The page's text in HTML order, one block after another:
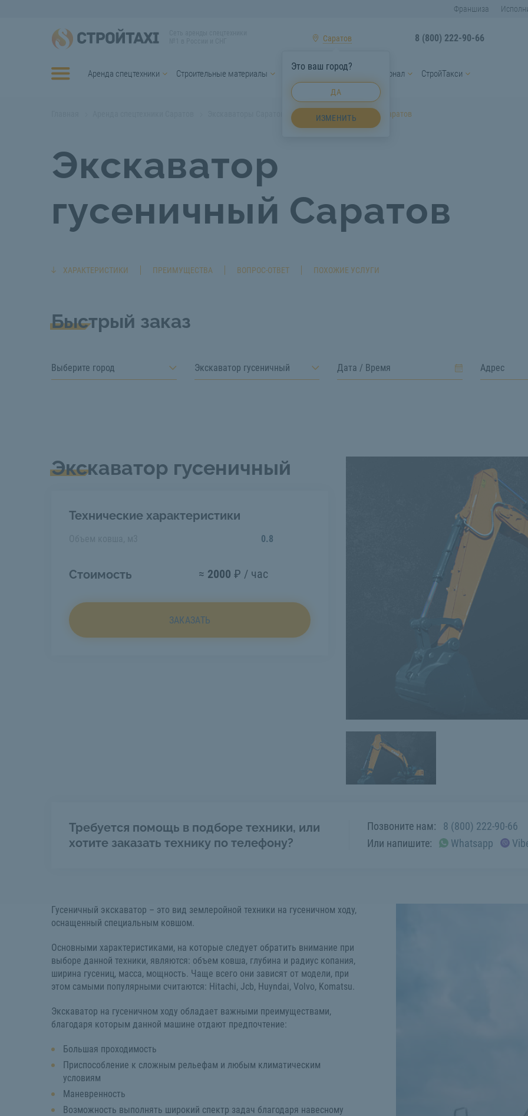
Франшиза
Саратов
Это ваш город?
ДА
ИЗМЕНИТЬ
8 (800) 222-90-66
Аренда спецтехники Строительные материалы Услуги спецтехники Персонал СтройТакси
Экскаватор гусеничный Саратов
Экскаватор
гусеничный Саратов
ХАРАКТЕРИСТИКИ ПРЕИМУЩЕСТВА ВОПРОС-ОТВЕТ ПОХОЖИЕ УСЛУГИ
Быстрый заказ
Выберите город Экскаватор гусеничный
Экскаватор гусеничный
Технические характеристики
0.8
Стоимость ≈ 2000 ₽ / час
ЗАКАЗАТЬ
Требуется помощь в подборе техники, или
хотите заказать технику по телефону?
Позвоните нам:
8 (800) 222-90-66
Или напишите:
Whatsapp
Гусеничный экскаватор – это вид землеройной техники на гусеничном ходу,
оснащенный специальным ковшом.
Основными характеристиками, на которые следует обратить внимание при
выборе данной техники, являются: объем ковша, глубина и радиус копания,
ширина гусениц, масса, мощность. Чаще всего они зависят от модели, при
этом самыми популярными считаются: Hitachi, Jcb, Huyndai, Volvo, Komatsu.
Экскаватор на гусеничном ходу обладает важными преимуществами,
благодаря которым данной машине отдают предпочтение:
Большая проходимость
Приспособление к сложным рельефам и любым климатическим
условиям
Маневренность
Возможность выполнять широкий спектр задач благодаря навесному